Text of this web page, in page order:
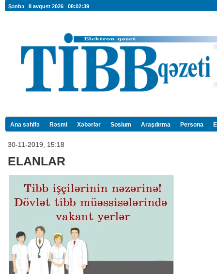
Şənbə 8 avqust 2026 08:02:40
Ana səhifə Rəsmi Xəbərlər Sosium Araşdırma Persona
30-11-2019, 15:18
ELANLAR